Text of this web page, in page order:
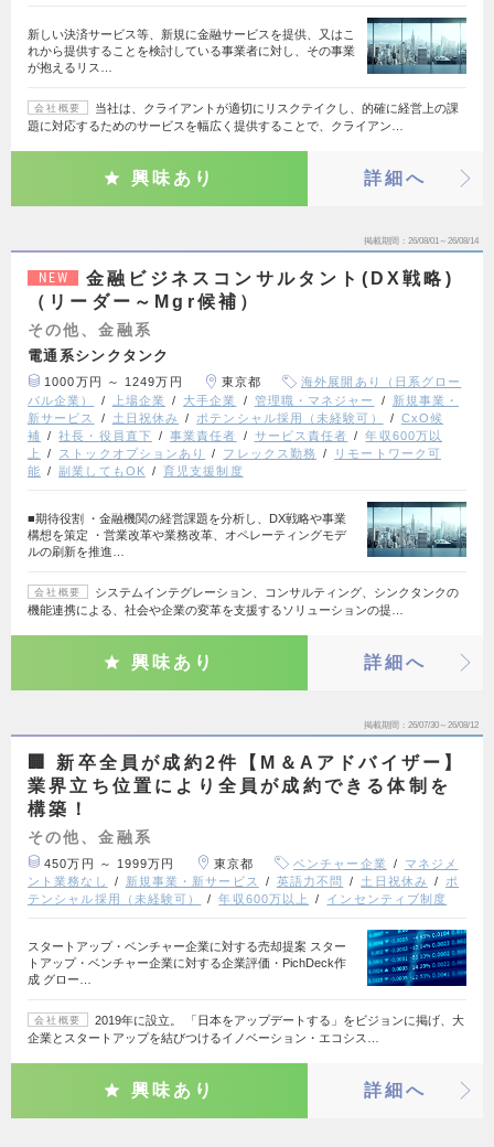
新しい決済サービス等、新規に金融サービスを提供、又はこ
れから提供することを検討している事業者に対し、その事業
が抱えるリス…
会社概要
当社は、クライアントが適切にリスクテイクし、的確に経営上の課
題に対応するためのサービスを幅広く提供することで、クライアン…
興味あり 詳細へ
掲載期間 26/08/01～26/08/14
NEW
金融ビジネスコンサルタント(DX戦略)
（リーダー～Mgr候補）
その他、金融系
電通系シンクタンク
1000万円 ～ 1249万円 東京都
海外展開あり（日系グロー
バル企業）
上場企業 大手企業 管理職・マネジャー
新規事業・
新サービス
土日祝休み ポテンシャル採用（未経験可）
CxO候
補
社長・役員直下 事業責任者 サービス責任者
年収600万以
上
ストックオプションあり フレックス勤務
リモートワーク可
能
副業してもOK 育児支援制度
■期待役割 ・金融機関の経営課題を分析し、DX戦略や事業
構想を策定 ・営業改革や業務改革、オペレーティングモデ
ルの刷新を推進…
会社概要
システムインテグレーション、コンサルティング、シンクタンクの
機能連携による、社会や企業の変革を支援するソリューションの提…
興味あり 詳細へ
掲載期間 26/07/30～26/08/12
🏢 新卒全員が成約2件【M＆Aアドバイザー】
業界立ち位置により全員が成約できる体制を
構築！
その他、金融系
450万円 ～ 1999万円 東京都 ベンチャー企業
マネジメ
ント業務なし
新規事業・新サービス 英語力不問 土日祝休み
ポ
テンシャル採用（未経験可）
年収600万以上 インセンティブ制度
スタートアップ・ベンチャー企業に対する売却提案 スター
トアップ・ベンチャー企業に対する企業評価・PichDeck作
成 グロー…
会社概要
2019年に設立。 「日本をアップデートする」をビジョンに掲げ、大
企業とスタートアップを結びつけるイノベーション・エコシス…
興味あり 詳細へ